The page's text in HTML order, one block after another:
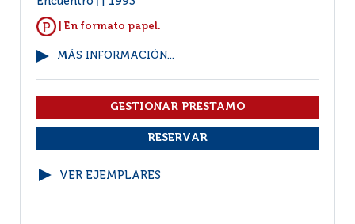
| En formato papel.
MÁS INFORMACIÓN...
VER EJEMPLARES